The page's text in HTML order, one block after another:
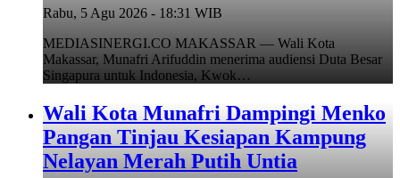
Rabu, 5 Agu 2026 - 18:31 WIB
MEDIASINERGI.CO MAKASSAR — Wali Kota
Makassar, Munafri Arifuddin menerima audiensi Duta Besar
Singapura untuk Indonesia, Kwok…
Wali Kota Munafri Dampingi Menko
Pangan Tinjau Kesiapan Kampung
Nelayan Merah Putih Untia